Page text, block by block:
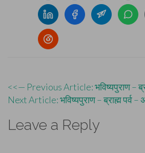
Post
navigation
<<— Previous Article: भविष्यपुराण –
Next Article: भविष्यपुराण – ब्राह्म पर्व
Leave a Reply